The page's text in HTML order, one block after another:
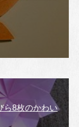
ら8枚のかわい